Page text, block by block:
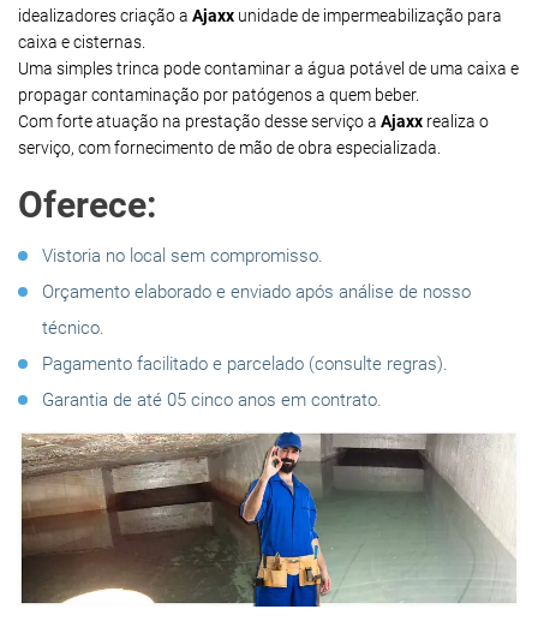
idealizadores criação a Ajaxx unidade de impermeabilização para
caixa e cisternas.
Uma simples trinca pode contaminar a água potável de uma caixa e
propagar contaminação por patógenos a quem beber.
Com forte atuação na prestação desse serviço a Ajaxx realiza o
serviço, com fornecimento de mão de obra especializada.
Oferece:
Vistoria no local sem compromisso.
Orçamento elaborado e enviado após análise de nosso
técnico.
Pagamento facilitado e parcelado (consulte regras).
Garantia de até 05 cinco anos em contrato.